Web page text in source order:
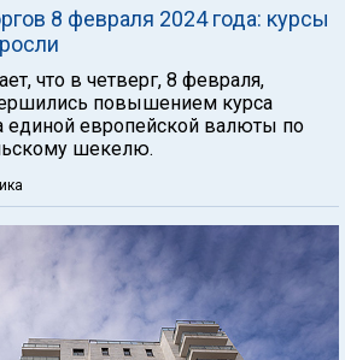
8 февраля 2024 года: курсы
что в четверг, 8 февраля,
повышением курса
единой европейской валюты по
шекелю.